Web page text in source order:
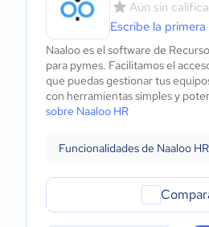
Aún sin
Escribe la primera
Naaloo es el software de
para pymes. Facilitamos el
que puedas gestionar tus
con herramientas simples y
sobre Naaloo HR
Funcionalidades de Naaloo HR